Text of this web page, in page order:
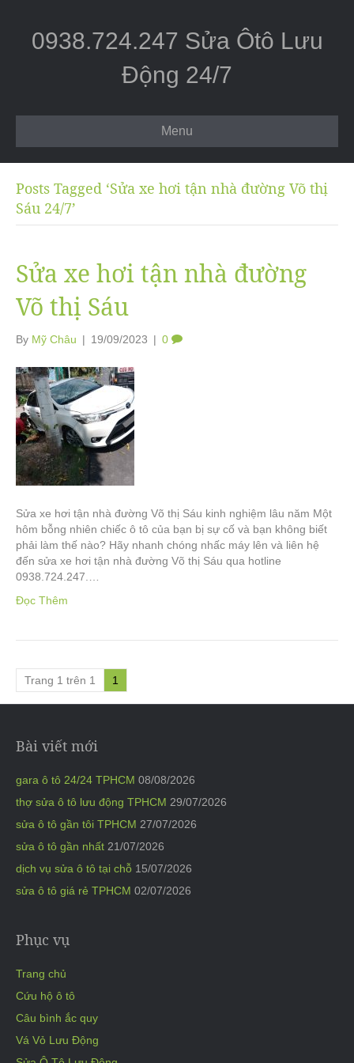
0938.724.247 Sửa Ôtô Lưu
Động 24/7
Menu
Posts Tagged ‘Sửa xe hơi tận nhà đường Võ thị
Sáu 24/7’
Sửa xe hơi tận nhà đường
Võ thị Sáu
By Mỹ Châu | 19/09/2023 | 0
Sửa xe hơi tận nhà đường Võ thị Sáu kinh nghiệm lâu năm Một
hôm bỗng nhiên chiếc ô tô của bạn bị sự cố và bạn không biết
phải làm thế nào? Hãy nhanh chóng nhấc máy lên và liên hệ
đến sửa xe hơi tận nhà đường Võ thị Sáu qua hotline
0938.724.247.…
Đọc Thêm
Trang 1 trên 1 1
Bài viết mới
gara ô tô 24/24 TPHCM 08/08/2026
thợ sửa ô tô lưu động TPHCM 29/07/2026
sửa ô tô gần tôi TPHCM 27/07/2026
sửa ô tô gần nhất 21/07/2026
dịch vụ sửa ô tô tại chỗ 15/07/2026
sửa ô tô giá rẻ TPHCM 02/07/2026
Phục vụ
Trang chủ
Cứu hộ ô tô
Câu bình ắc quy
Vá Vỏ Lưu Động